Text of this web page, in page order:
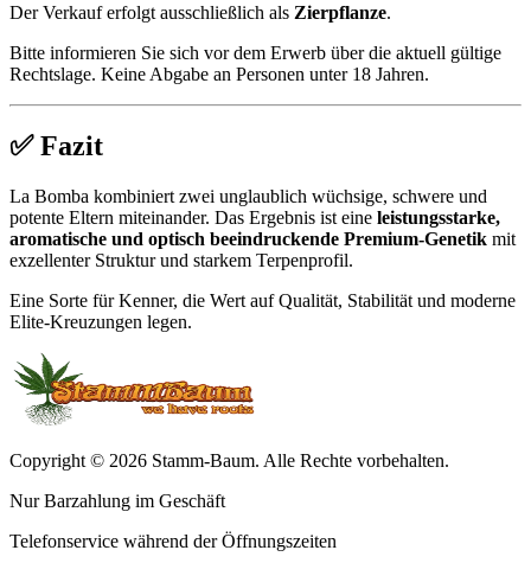
Der Verkauf erfolgt ausschließlich als Zierpflanze.
Bitte informieren Sie sich vor dem Erwerb über die aktuell gültige
Rechtslage. Keine Abgabe an Personen unter 18 Jahren.
✅ Fazit
La Bomba kombiniert zwei unglaublich wüchsige, schwere und
potente Eltern miteinander. Das Ergebnis ist eine leistungsstarke,
aromatische und optisch beeindruckende Premium-Genetik mit
exzellenter Struktur und starkem Terpenprofil.
Eine Sorte für Kenner, die Wert auf Qualität, Stabilität und moderne
Elite-Kreuzungen legen.
Copyright © 2026 Stamm-Baum. Alle Rechte vorbehalten.
Nur Barzahlung im Geschäft
Telefonservice während der Öffnungszeiten